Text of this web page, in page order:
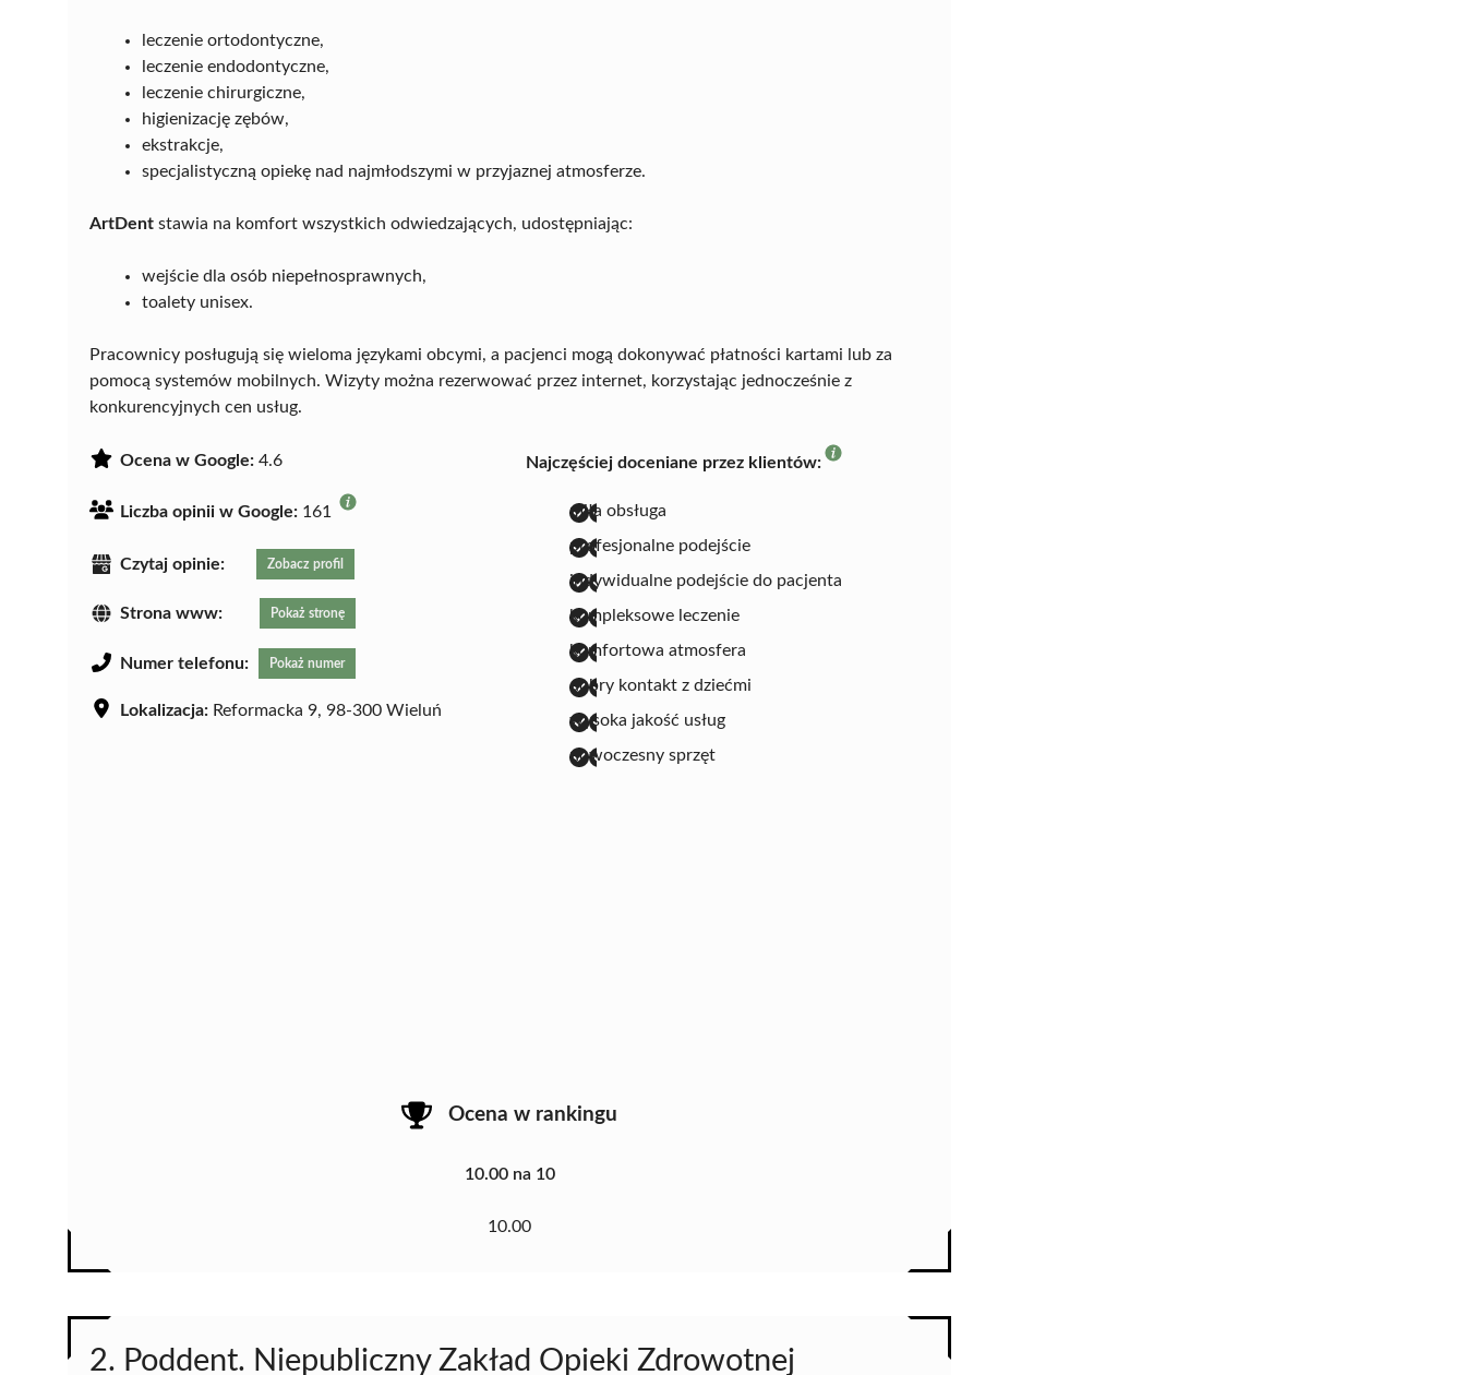
leczenie ortodontyczne,
leczenie endodontyczne,
leczenie chirurgiczne,
higienizację zębów,
ekstrakcje,
specjalistyczną opiekę nad najmłodszymi w przyjaznej atmosferze.
ArtDent stawia na komfort wszystkich odwiedzających, udostępniając:
wejście dla osób niepełnosprawnych,
toalety unisex.
Pracownicy posługują się wieloma językami obcymi, a pacjenci mogą dokonywać płatności kartami lub za
pomocą systemów mobilnych. Wizyty można rezerwować przez internet, korzystając jednocześnie z
konkurencyjnych cen usług.
Ocena w Google: 4.6
Liczba opinii w Google: 161
Czytaj opinie: Zobacz profil
Strona www: Pokaż stronę
Numer telefonu: Pokaż numer
Lokalizacja: Reformacka 9, 98-300 Wieluń
Najczęściej doceniane przez klientów:
miła obsługa
profesjonalne podejście
indywidualne podejście do pacjenta
kompleksowe leczenie
komfortowa atmosfera
dobry kontakt z dziećmi
wysoka jakość usług
nowoczesny sprzęt
Ocena w rankingu
10.00 na 10
10.00
2. Poddent. Niepubliczny Zakład Opieki Zdrowotnej